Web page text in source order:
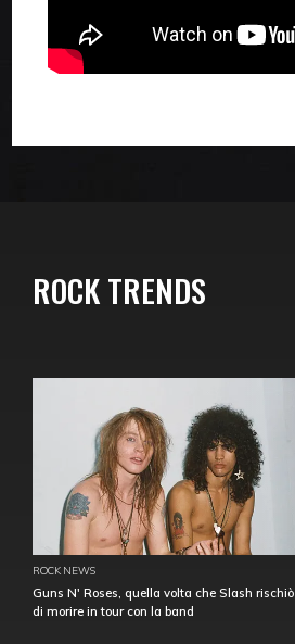
ROCK TRENDS
ROCK NEWS
Guns N' Roses, quella volta che Slash rischiò
di morire in tour con la band